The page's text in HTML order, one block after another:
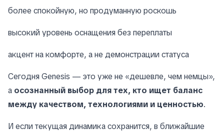
более спокойную, но продуманную роскошь
высокий уровень оснащения без переплаты
акцент на комфорте, а не демонстрации статуса
Сегодня Genesis — это уже не «дешевле, чем немцы»,
а осознанный выбор для тех, кто ищет баланс
между качеством, технологиями и ценностью.
И если текущая динамика сохранится, в ближайшие